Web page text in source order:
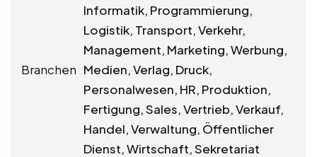
Branchen
Informatik, Programmierung,
Logistik, Transport, Verkehr,
Management, Marketing, Werbung,
Medien, Verlag, Druck,
Personalwesen, HR, Produktion,
Fertigung, Sales, Vertrieb, Verkauf,
Handel, Verwaltung, Öffentlicher
Dienst, Wirtschaft, Sekretariat